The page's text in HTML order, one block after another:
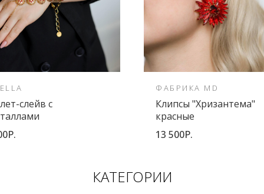
слейв с
ФАБРИКА MD
Клипсы "Хризантема"
красные
13 500Р.
КАТЕГОРИИ